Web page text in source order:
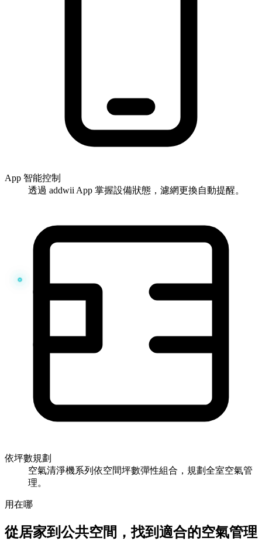
App 智能控制
透過 addwii App 掌握設備狀態，濾網更換自動提醒。
依坪數規劃
空氣清淨機系列依空間坪數彈性組合，規劃全室空氣管
理。
用在哪
從居家到公共空間，找到適合的空氣管理